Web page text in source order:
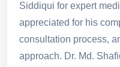
Siddiqui for expert
appreciated for his
consultation process,
approach. Dr. Md.